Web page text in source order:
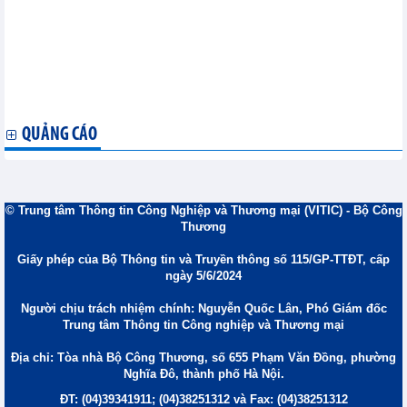
QUẢNG CÁO
© Trung tâm Thông tin Công Nghiệp và Thương mại (VITIC) - Bộ Công
Thương
Giấy phép của Bộ Thông tin và Truyền thông số 115/GP-TTĐT, cấp
ngày 5/6/2024
Người chịu trách nhiệm chính: Nguyễn Quốc Lân, Phó Giám đốc
Trung tâm Thông tin Công nghiệp và Thương mại
Địa chỉ: Tòa nhà Bộ Công Thương, số 655 Phạm Văn Đồng, phường
Nghĩa Đô, thành phố Hà Nội.
ĐT: (04)39341911; (04)38251312 và Fax: (04)38251312